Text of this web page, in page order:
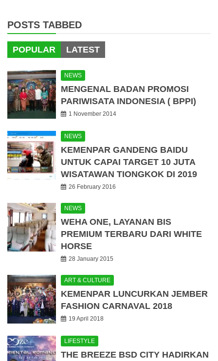
POSTS TABBED
POPULAR LATEST
NEWS
MENGENAL BADAN PROMOSI
PARIWISATA INDONESIA ( BPPI)
1 November 2014
NEWS
KEMENPAR GANDENG BAIDU
UNTUK CAPAI TARGET 10 JUTA
WISATAWAN TIONGKOK DI 2019
26 February 2016
NEWS
WEHA ONE, LAYANAN BIS
PREMIUM TERBARU DARI WHITE
HORSE
28 January 2015
ART & CULTURE
KEMENPAR LUNCURKAN JEMBER
FASHION CARNAVAL 2018
19 April 2018
LIFESTYLE
THE BREEZE BSD CITY HADIRKAN